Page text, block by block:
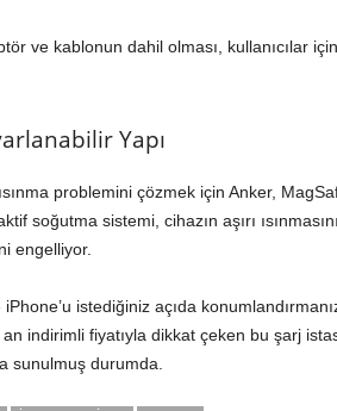
ve kablonun dahil olması, kullanıcılar
Yapı
problemini çözmek için Anker,
soğutma sistemi, cihazın aşırı
engelliyor.
istediğiniz açıda
an indirimli fiyatıyla dikkat çeken bu şarj
sunulmuş durumda.